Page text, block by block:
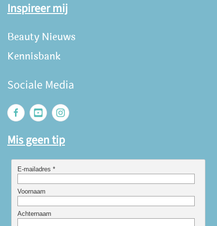
Inspireer mij
Beauty Nieuws
Kennisbank
Sociale Media
Mis geen tip